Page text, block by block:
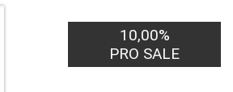
10,00%
PRO SALE